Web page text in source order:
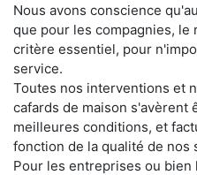
Nous avons conscience
que pour les compagnies,
critère essentiel, pour
service.
Toutes nos interventions et
cafards de maison s'avèrent
meilleures conditions, et
fonction de la qualité de nos
Pour les entreprises ou